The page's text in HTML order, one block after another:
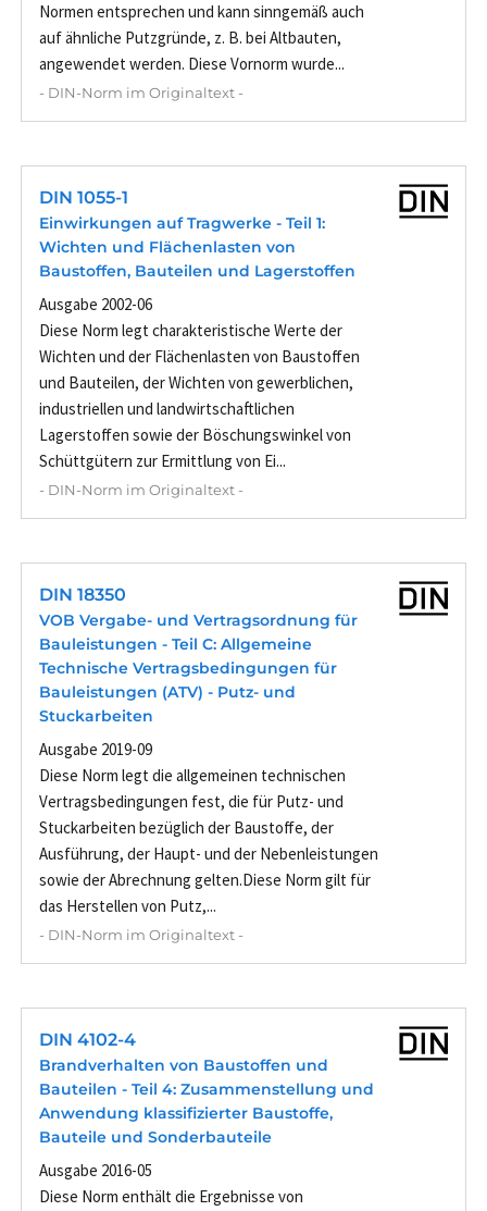
Normen entsprechen und kann sinngemäß auch
auf ähnliche Putzgründe, z. B. bei Altbauten,
angewendet werden. Diese Vornorm wurde...
- DIN-Norm im Originaltext -
DIN 1055-1
Einwirkungen auf Tragwerke - Teil 1:
Wichten und Flächenlasten von
Baustoffen, Bauteilen und Lagerstoffen
Ausgabe 2002-06
Diese Norm legt charakteristische Werte der
Wichten und der Flächenlasten von Baustoffen
und Bauteilen, der Wichten von gewerblichen,
industriellen und landwirtschaftlichen
Lagerstoffen sowie der Böschungswinkel von
Schüttgütern zur Ermittlung von Ei...
- DIN-Norm im Originaltext -
DIN 18350
VOB Vergabe- und Vertragsordnung für
Bauleistungen - Teil C: Allgemeine
Technische Vertragsbedingungen für
Bauleistungen (ATV) - Putz- und
Stuckarbeiten
Ausgabe 2019-09
Diese Norm legt die allgemeinen technischen
Vertragsbedingungen fest, die für Putz- und
Stuckarbeiten bezüglich der Baustoffe, der
Ausführung, der Haupt- und der Nebenleistungen
sowie der Abrechnung gelten.Diese Norm gilt für
das Herstellen von Putz,...
- DIN-Norm im Originaltext -
DIN 4102-4
Brandverhalten von Baustoffen und
Bauteilen - Teil 4: Zusammenstellung und
Anwendung klassifizierter Baustoffe,
Bauteile und Sonderbauteile
Ausgabe 2016-05
Diese Norm enthält die Ergebnisse von